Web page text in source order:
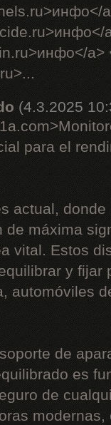
a>
(4.3.2025
para el
actual,
de máxima
vital. Estos
y fijar
automóviles
de
es
de